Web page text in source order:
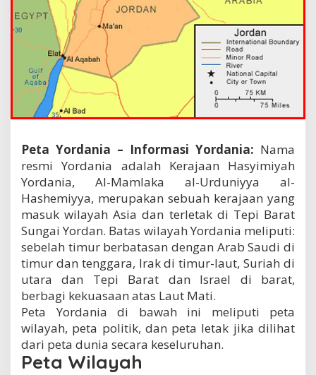
Peta Yordania – Informasi Yordania: Nama
resmi Yordania adalah Kerajaan Hasyimiyah
Yordania, Al-Mamlaka al-Urduniyya al-
Hashemiyya, merupakan sebuah kerajaan yang
masuk wilayah Asia dan terletak di Tepi Barat
Sungai Yordan. Batas wilayah Yordania meliputi:
sebelah timur berbatasan dengan Arab Saudi di
timur dan tenggara, Irak di timur-laut, Suriah di
utara dan Tepi Barat dan Israel di barat,
berbagi kekuasaan atas Laut Mati.
Peta Yordania di bawah ini meliputi peta
wilayah, peta politik, dan peta letak jika dilihat
dari peta dunia secara keseluruhan.
Peta Wilayah